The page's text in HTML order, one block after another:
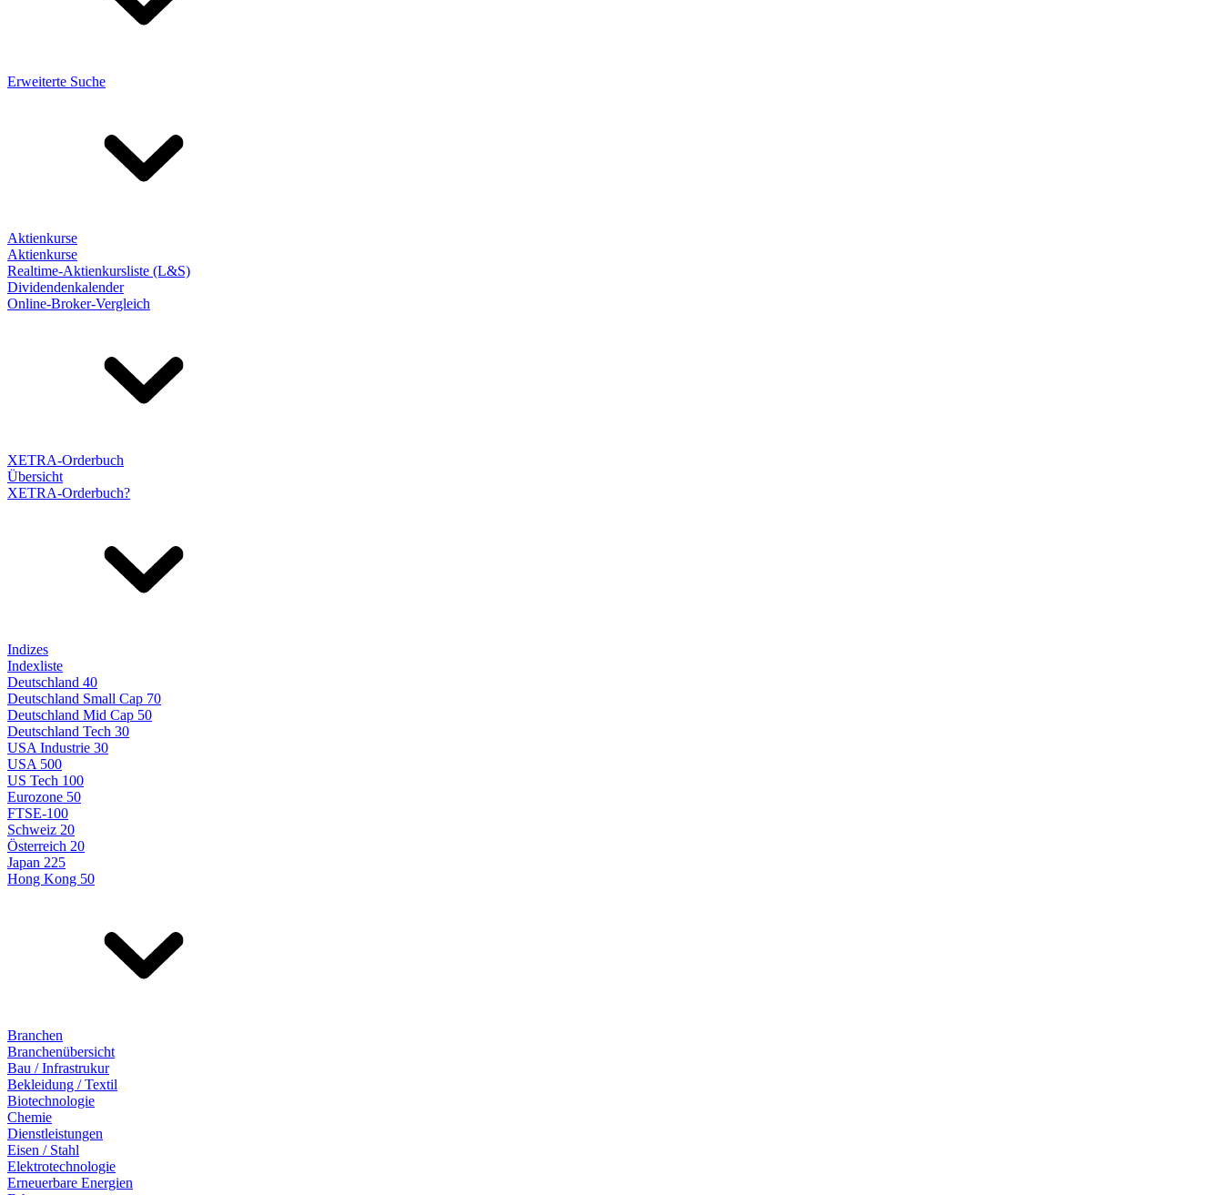
Erweiterte Suche
Aktienkurse
Aktienkurse
Realtime-Aktienkursliste (L&S)
Dividendenkalender
Online-Broker-Vergleich
XETRA-Orderbuch
Übersicht
XETRA-Orderbuch?
Indizes
Indexliste
Deutschland 40
Deutschland Small Cap 70
Deutschland Mid Cap 50
Deutschland Tech 30
USA Industrie 30
USA 500
US Tech 100
Eurozone 50
FTSE-100
Schweiz 20
Österreich 20
Japan 225
Hong Kong 50
Branchen
Branchenübersicht
Bau / Infrastrukur
Bekleidung / Textil
Biotechnologie
Chemie
Dienstleistungen
Eisen / Stahl
Elektrotechnologie
Erneuerbare Energien